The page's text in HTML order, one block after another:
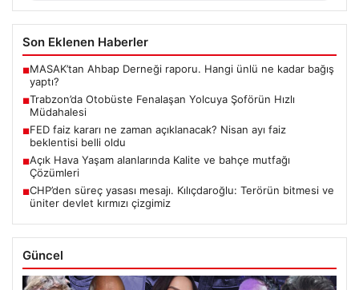
Son Eklenen Haberler
■MASAK’tan Ahbap Derneği raporu. Hangi ünlü ne kadar bağış
yaptı?
■Trabzon’da Otobüste Fenalaşan Yolcuya Şoförün Hızlı
Müdahalesi
■FED faiz kararı ne zaman açıklanacak? Nisan ayı faiz
beklentisi belli oldu
■Açık Hava Yaşam alanlarında Kalite ve bahçe mutfağı
Çözümleri
■CHP’den süreç yasası mesajı. Kılıçdaroğlu: Terörün bitmesi ve
üniter devlet kırmızı çizgimiz
Güncel